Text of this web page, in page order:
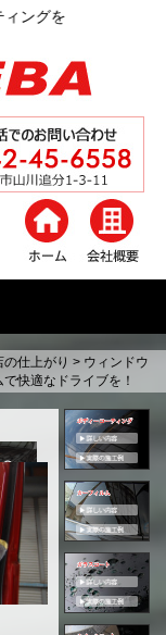
の仕上がり > ウィンドウ
快適なドライブを！